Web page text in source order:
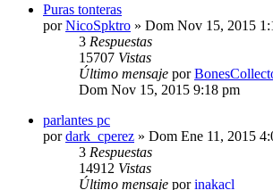
Puras tonteras
porNicoSpktro » Dom Nov 15, 2015
3 Respuestas
15707 Vistas
Último mensaje por
Dom Nov 15, 2015 9:18 pm
parlantes pc
pordark_cperez » Dom Ene 11, 2015
3 Respuestas
14912 Vistas
Último mensaje porinakacl